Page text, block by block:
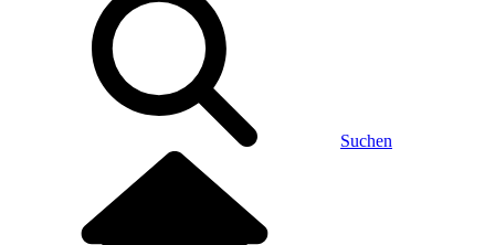
Suchen